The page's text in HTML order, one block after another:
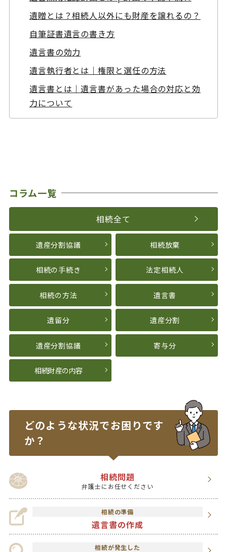
遺贈とは？相続人以外にも財産を譲れるの？
自筆証書遺言の書き方
遺言書の効力
遺言執行者とは｜権限と選任の方法
遺言書とは｜遺言書があった場合の対応と効
力について
コラム一覧
相続全て
遺産分割協議 相続放棄
相続の手続き 法定相続人
相続の方法 遺言書
遺留分 遺産分割
遺産分割協議 寄与分
相続財産の内容
どのような状況でお困りです
か？
相続問題
弁護士にお任せください
相続の準備
遺言書の作成
相続が発生した